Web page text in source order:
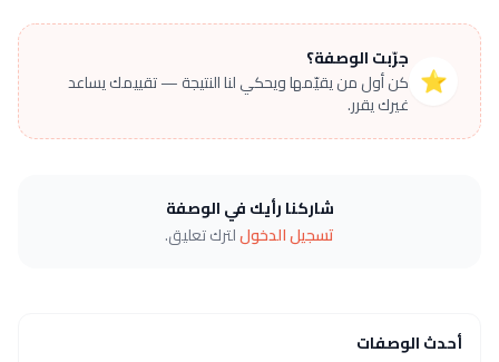
⭐
جرّبت الوصفة؟
كن أول من يقيّمها ويحكي لنا النتيجة — تقييمك يساعد
غيرك يقرر.
شاركنا رأيك في الوصفة
تسجيل الدخوللترك تعليق.
أحدث الوصفات